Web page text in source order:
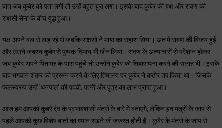
बात जब कुबेर को पता लगी तो उन्हें बहुत बुरा लगा। इसके बाद कुबेर की यक्ष और रावण की
राक्षसी सेना के बीच युद्ध हुआ।
यक्ष अपने बल से लड़ रहे थे जबकि राक्षसों ने माया का सहारा लिया। अंत में रावण की विजय हुई
और उसने जबरन कुबेर से पुष्पक विमान भी छीन लिया। रावण के अत्याचारों से परेशान होकर
जब कुबेर अपने पितामह के पास पहुंचे तो उन्होंने कुबेर को शिवाराधना करने की सलाह दी। इसके
बाद भगवान शंकर को प्रसन्न करने के लिए हिमालय पर कुबेर ने कठोर तप किया था। जिसके
फलस्वरुप उन्हें 'धनपाल' की पदवी, पत्नी और पुत्र का लाभ प्राप्त हुआ।
आज हम आपको कुबरे देव के प्रभावशाली मंत्रों के बारे में बताएंगे, लेकिन इन मंत्रों के जाप से
पहले आपको कुछ विशेष बातों का ध्यान रखने की जरुरत होती है। कुबेर के मंत्रों के जाप से